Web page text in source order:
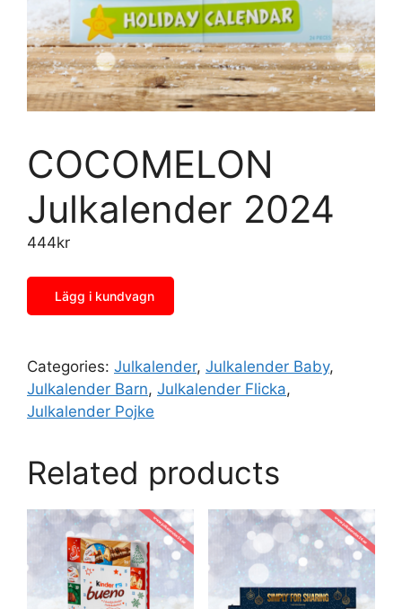
COCOMELON
Julkalender 2024
444kr
Lägg i kundvagn
Categories: Julkalender, Julkalender Baby,
Julkalender Barn, Julkalender Flicka,
Julkalender Pojke
Related products